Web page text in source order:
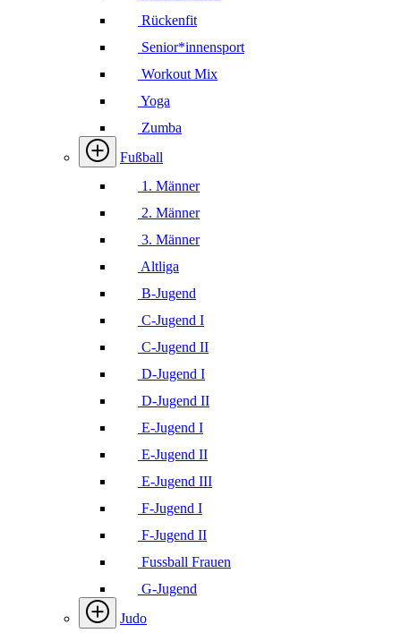
Rückenfit
Senior*innensport
Workout Mix
Yoga
Zumba
Fußball
1. Männer
2. Männer
3. Männer
Altliga
B-Jugend
C-Jugend I
C-Jugend II
D-Jugend I
D-Jugend II
E-Jugend I
E-Jugend II
E-Jugend III
F-Jugend I
F-Jugend II
Fussball Frauen
G-Jugend
Judo